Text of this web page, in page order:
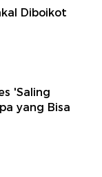
Diboikot
'Saling
yang Bisa